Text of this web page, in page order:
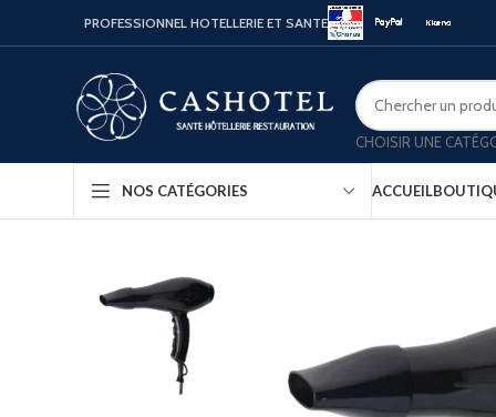
PROFESSIONNEL HOTELLERIE ET SANTE
CHOISIR UNE
NOS CATÉGORIES ACCUEIL